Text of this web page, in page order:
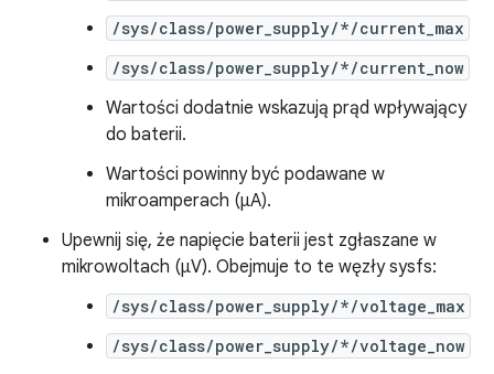
/sys/class/power_supply/*/current_max
/sys/class/power_supply/*/current_now
Wartości dodatnie wskazują prąd wpływający
do baterii.
Wartości powinny być podawane w
mikroamperach (μA).
Upewnij się, że napięcie baterii jest zgłaszane w
mikrowoltach (μV). Obejmuje to te węzły sysfs:
/sys/class/power_supply/*/voltage_max
/sys/class/power_supply/*/voltage_now